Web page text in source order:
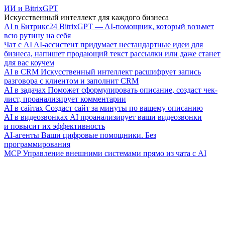
ИИ и BitrixGPT
Искусственный интеллект для каждого бизнеса
AI в Битрикс24 BitrixGPT — AI-помощник, который возьмет
всю рутину на себя
Чат с AI AI-ассистент придумает нестандартные идеи для
бизнеса, напишет продающий текст рассылки или даже станет
для вас коучем
AI в CRM Искусственный интеллект расшифрует запись
разговора с клиентом и заполнит CRM
AI в задачах Поможет сформулировать описание, создаст чек-
лист, проанализирует комментарии
AI в сайтах Создаст сайт за минуты по вашему описанию
AI в видеозвонках AI проанализирует ваши видеозвонки
и повысит их эффективность
AI-агенты Ваши цифровые помощники. Без
программирования
MCP Управление внешними системами прямо из чата с AI